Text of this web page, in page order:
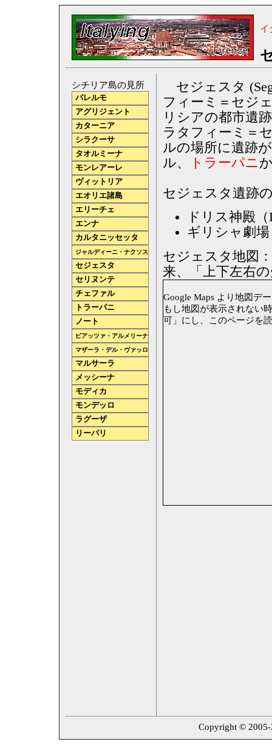
イ
セジェスタ
フィーミ＝セジ
リシアの都市遺
ラタフィーミ＝
ルの場所に遺跡
ル、
トラーパニ
セジェスタ遺跡
ドリス神殿
ギリシャ劇場
セジェスタ地図
来、「上下左右
Google Maps より地図デ
もし地図が表示されない
可」にし、このページを
シチリア島の見所
パレルモ
アグリジェント
カターニア
シラクーサ
タオルミーナ
モンレアーレ
ヴィットリア
エオリエ諸島
エリーチェ
エンナ
カルタニッセッタ
ジャルディーニ・ナクソス
セジェスタ
セリヌンテ
チェファル
トラーパニ
ノート
ピアッツァ・アルメリーナ
マザーラ・デル・ヴァッロ
マルサーラ
メッシーナ
モディカ
モンデッロ
ラグーザ
リーパリ
Copyright ©